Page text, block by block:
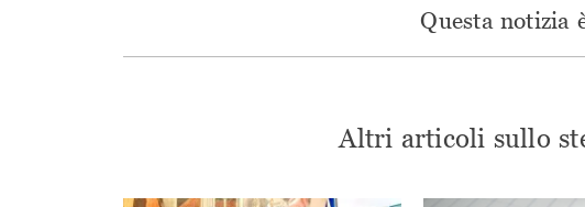
Questa notizia
Altri articoli sullo